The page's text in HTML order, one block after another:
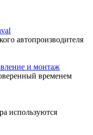
автопроизводителя
и монтаж
временем
используются